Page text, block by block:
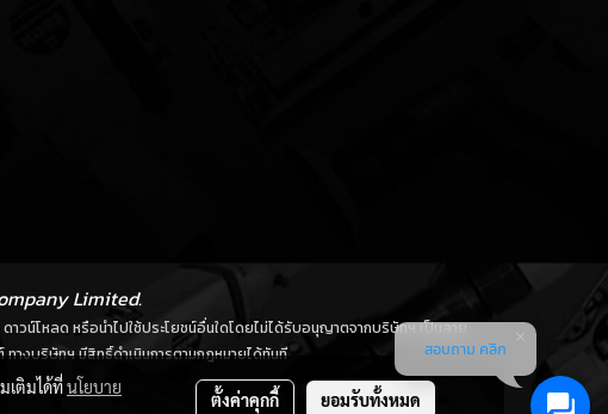
Limited.
น์โหลด หรือนำไปใช้ประโยชน์อื่นใดโดยไม่ได้รับอนุญาตจากบริษัทฯ เป็นลาย
างบริษัทฯ มีสิทธิ์ดำเนินการตามกฎหมายได้ทันที
เติมได้ที่นโยบาย
ตั้งค่าคุกกี้ ยอมรับทั้งหมด
สอบถาม คลิก